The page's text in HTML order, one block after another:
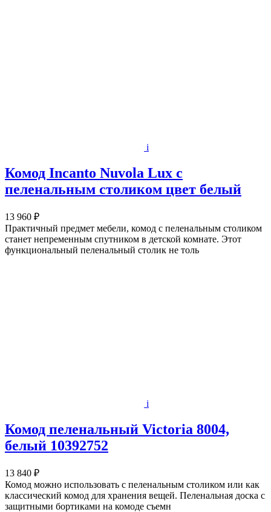
i
Комод Incanto Nuvola Lux с
пеленальным столиком цвет белый
13 960 ₽
Практичный предмет мебели, комод с пеленальным столиком
станет непременным спутником в детской комнате. Этот
функциональный пеленальный столик не толь
i
Комод пеленальный Victoria 8004,
белый 10392752
13 840 ₽
Комод можно использовать с пеленальным столиком или как
классический комод для хранения вещей. Пеленальная доска с
защитными бортиками на комоде съемн